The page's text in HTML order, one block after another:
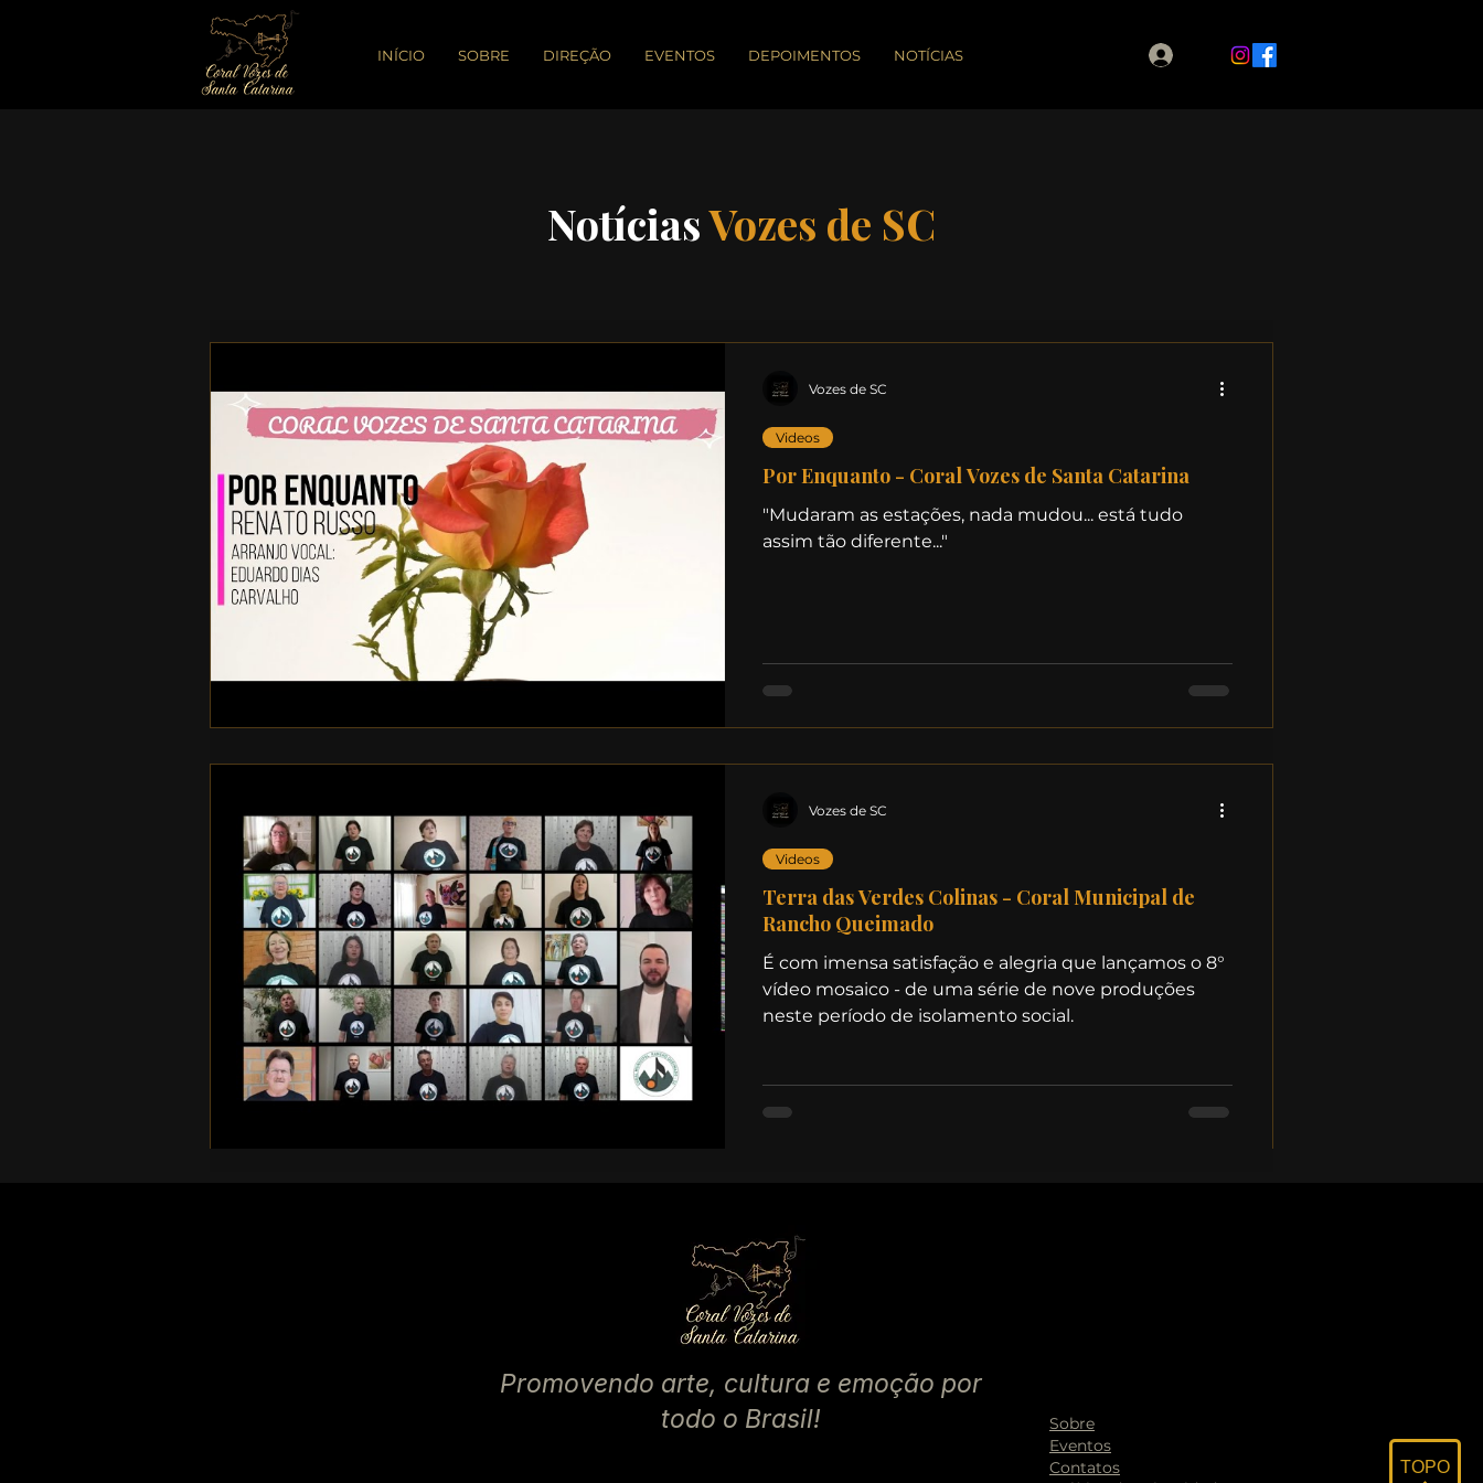
INÍCIO SOBRE DIREÇÃO EVENTOS DEPOIMENTOS NOTÍCIAS
NotíciasVozes de SC
Por Enquanto - Coral Vozes de Santa Catarina
"Mudaram as estações, nada mudou... está tudo
assim tão diferente..."
Videos
Vozes de SC
Terra das Verdes Colinas - Coral Municipal de
Rancho Queimado
É com imensa satisfação e alegria que lançamos o 8°
vídeo mosaico - de uma série de nove produções
neste período de isolamento social.
Videos
Vozes de SC
TOPO
Promovendo arte, cultura e emoção por
todo o Brasil!
Sobre
Eventos
Contatos